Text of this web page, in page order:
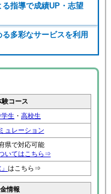
指導で成績UP・志望
多彩なサービスを利用
コース
学生 ・ 高校生
ュレーション
県で対応可能
いてはこちら⇒
はこちら⇒
情報